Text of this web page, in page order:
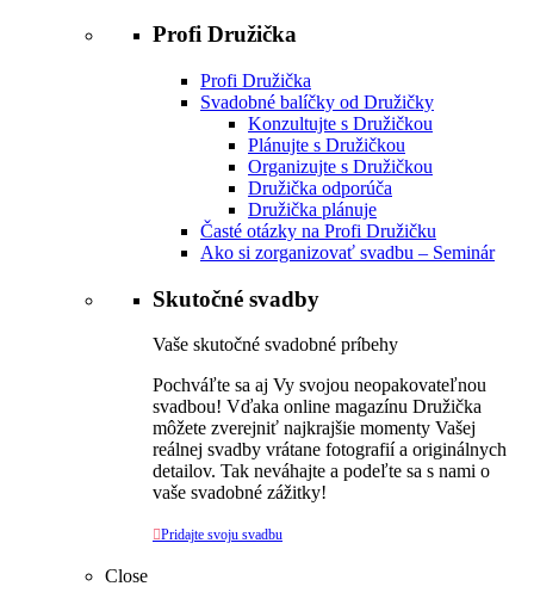
Profi Družička
Profi Družička
Svadobné balíčky od Družičky
Konzultujte s Družičkou
Plánujte s Družičkou
Organizujte s Družičkou
Družička odporúča
Družička plánuje
Časté otázky na Profi Družičku
Ako si zorganizovať svadbu – Seminár
Skutočné svadby
Vaše skutočné svadobné príbehy
Pochváľte sa aj Vy svojou neopakovateľnou
svadbou! Vďaka online magazínu Družička
môžete zverejniť najkrajšie momenty Vašej
reálnej svadby vrátane fotografií a originálnych
detailov. Tak neváhajte a podeľte sa s nami o
vaše svadobné zážitky!
Pridajte svoju svadbu
Close